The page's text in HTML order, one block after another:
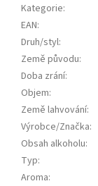
Kategorie:
EAN:
Druh/styl:
Země původu:
Doba zrání:
Objem:
Země lahvování:
Výrobce/Značka:
Obsah alkoholu:
Typ:
Aroma: